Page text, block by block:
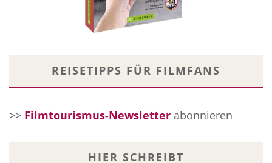
REISETIPPS FÜR FILMFANS
>> Filmtourismus-Newsletter abonnieren
HIER SCHREIBT